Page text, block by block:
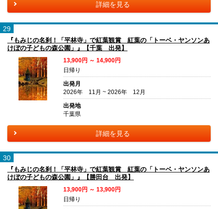
詳細を見る
29
『もみじの名刹！「平林寺」で紅葉観賞 紅葉の「トーベ・ヤンソンあ
けぼの子どもの森公園」』【千葉 出発】
13,900円 ～ 14,900円
日帰り
出発月
2026年 11月 ~ 2026年 12月
出発地
千葉県
詳細を見る
30
『もみじの名刹！「平林寺」で紅葉観賞 紅葉の「トーベ・ヤンソンあ
けぼの子どもの森公園」』【勝田台 出発】
13,900円 ～ 13,900円
日帰り